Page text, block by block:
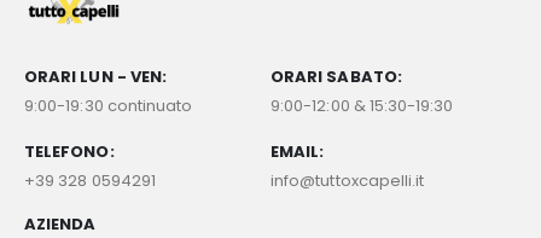
ORARI LUN - VEN:
9:00-19:30 continuato
ORARI SABATO:
9:00-12:00 & 15:30-19:30
TELEFONO:
+39 328 0594291
EMAIL:
info@tuttoxcapelli.it
AZIENDA